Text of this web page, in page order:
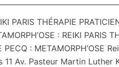
PARIS THÉRAPIE
: REIKI PARIS
PECQ :
11 Av. Pasteur Martin